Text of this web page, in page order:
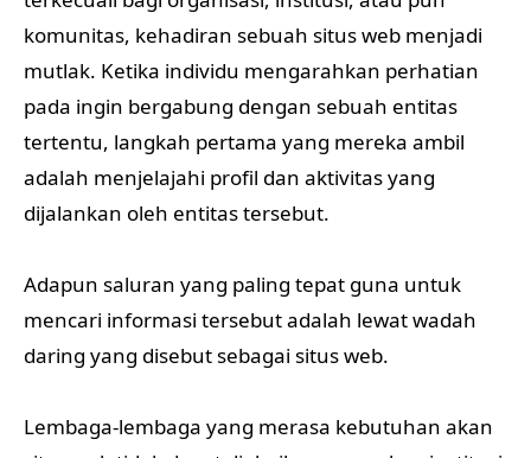
komunitas, kehadiran sebuah situs web menjadi
mutlak. Ketika individu mengarahkan perhatian
pada ingin bergabung dengan sebuah entitas
tertentu, langkah pertama yang mereka ambil
adalah menjelajahi profil dan aktivitas yang
dijalankan oleh entitas tersebut.
Adapun saluran yang paling tepat guna untuk
mencari informasi tersebut adalah lewat wadah
daring yang disebut sebagai situs web.
Lembaga-lembaga yang merasa kebutuhan akan